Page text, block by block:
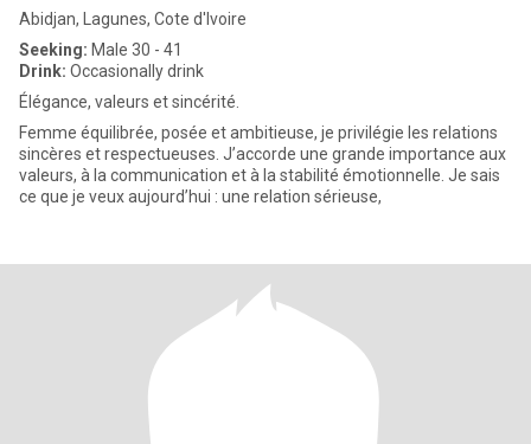
Abidjan, Lagunes, Cote d'Ivoire
Seeking: Male 30 - 41
Drink: Occasionally drink
Élégance, valeurs et sincérité.
Femme équilibrée, posée et ambitieuse, je privilégie les relations
sincères et respectueuses. J’accorde une grande importance aux
valeurs, à la communication et à la stabilité émotionnelle. Je sais
ce que je veux aujourd’hui : une relation sérieuse,